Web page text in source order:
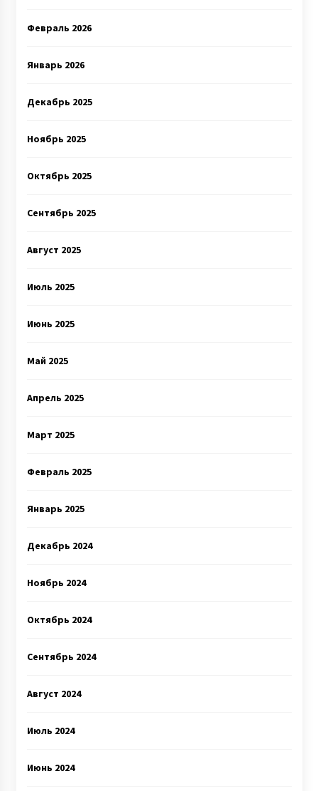
Февраль 2026
Январь 2026
Декабрь 2025
Ноябрь 2025
Октябрь 2025
Сентябрь 2025
Август 2025
Июль 2025
Июнь 2025
Май 2025
Апрель 2025
Март 2025
Февраль 2025
Январь 2025
Декабрь 2024
Ноябрь 2024
Октябрь 2024
Сентябрь 2024
Август 2024
Июль 2024
Июнь 2024